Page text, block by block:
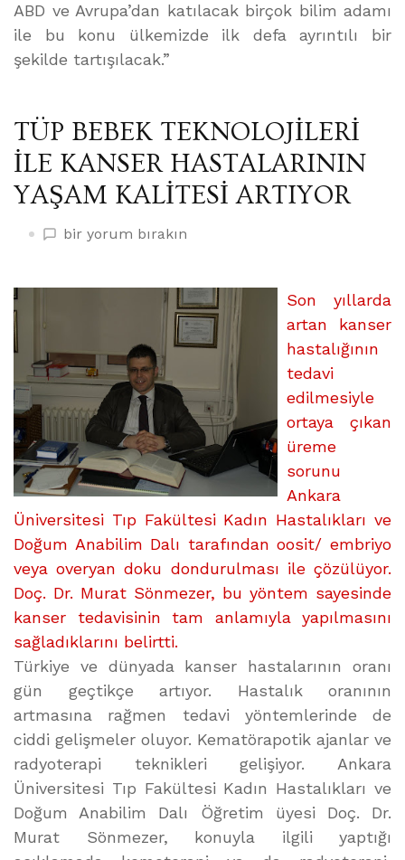
ABD ve Avrupa’dan katılacak birçok bilim adamı
ile bu konu ülkemizde ilk defa ayrıntılı bir
şekilde tartışılacak.”
TÜP BEBEK TEKNOLOJİLERİ
İLE KANSER HASTALARININ
YAŞAM KALİTESİ ARTIYOR
TÜP
HASTALARININ
YAŞAM
KALİTESİ
ARTIYOR
üzerine
bir yorum bırakın
Son yıllarda
artan kanser
hastalığının
tedavi
edilmesiyle
ortaya çıkan
üreme
sorunu
Ankara
Üniversitesi Tıp Fakültesi Kadın Hastalıkları ve
Doğum Anabilim Dalı tarafından oosit/ embriyo
veya overyan doku dondurulması ile çözülüyor.
Doç. Dr. Murat Sönmezer, bu yöntem sayesinde
kanser tedavisinin tam anlamıyla yapılmasını
sağladıklarını belirtti.
Türkiye ve dünyada kanser hastalarının oranı
gün geçtikçe artıyor. Hastalık oranının
artmasına rağmen tedavi yöntemlerinde de
ciddi gelişmeler oluyor. Kematörapotik ajanlar ve
radyoterapi teknikleri gelişiyor. Ankara
Üniversitesi Tıp Fakültesi Kadın Hastalıkları ve
Doğum Anabilim Dalı Öğretim üyesi Doç. Dr.
Murat Sönmezer, konuyla ilgili yaptığı